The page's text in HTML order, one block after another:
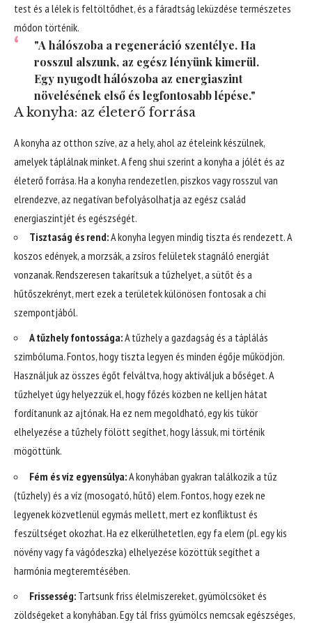
test és a lélek is feltöltődhet, és a fáradtság leküzdése természetes
módon történik.
"A hálószoba a regeneráció szentélye. Ha
rosszul alszunk, az egész lényünk kimerül.
Egy nyugodt hálószoba az energiaszint
növelésének első és legfontosabb lépése."
A konyha: az életerő forrása
A konyha az otthon szíve, az a hely, ahol az ételeink készülnek,
amelyek táplálnak minket. A feng shui szerint a konyha a jólét és az
életerő forrása. Ha a konyha rendezetlen, piszkos vagy rosszul van
elrendezve, az negatívan befolyásolhatja az egész család
energiaszintjét és egészségét.
Tisztaság és rend:A konyha legyen mindig tiszta és rendezett. A
koszos edények, a morzsák, a zsíros felületek stagnáló energiát
vonzanak. Rendszeresen takarítsuk a tűzhelyet, a sütőt és a
hűtőszekrényt, mert ezek a területek különösen fontosak a chi
szempontjából.
A tűzhely fontossága:A tűzhely a gazdagság és a táplálás
szimbóluma. Fontos, hogy tiszta legyen és minden égője működjön.
Használjuk az összes égőt felváltva, hogy aktiváljuk a bőséget. A
tűzhelyet úgy helyezzük el, hogy főzés közben ne kelljen hátat
fordítanunk az ajtónak. Ha ez nem megoldható, egy kis tükör
elhelyezése a tűzhely fölött segíthet, hogy lássuk, mi történik
mögöttünk.
Fém és víz egyensúlya:A konyhában gyakran találkozik a tűz
(tűzhely) és a víz (mosogató, hűtő) elem. Fontos, hogy ezek ne
legyenek közvetlenül egymás mellett, mert ez konfliktust és
feszültséget okozhat. Ha ez elkerülhetetlen, egy fa elem (pl. egy kis
növény vagy fa vágódeszka) elhelyezése közöttük segíthet a
harmónia megteremtésében.
Frissesség: Tartsunk friss élelmiszereket, gyümölcsöket és
zöldségeket a konyhában. Egy tál friss gyümölcs nemcsak egészséges,